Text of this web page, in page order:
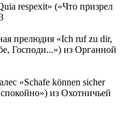
respexit» («Что призрел
прелюдия «Ich ruf zu dir,
Господи...») из Органной
«Schafe können sicher
из Охотничьей